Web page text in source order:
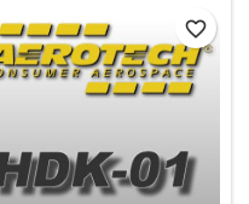
favorite_border